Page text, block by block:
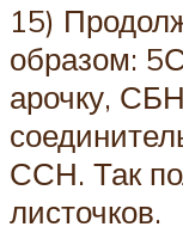
15)
образом:
арочку,
ССН. Так
листочков.